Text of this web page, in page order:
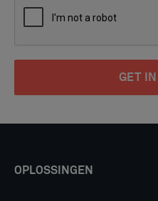
OPLOSSINGEN